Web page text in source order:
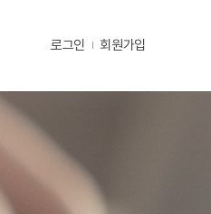
로그인 회원가입